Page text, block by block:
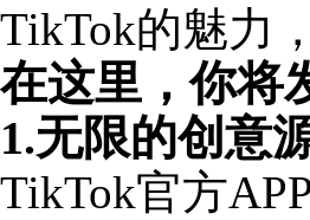
TikTok的魅力
在这里，你将
1.无限的创意
TikTok官方